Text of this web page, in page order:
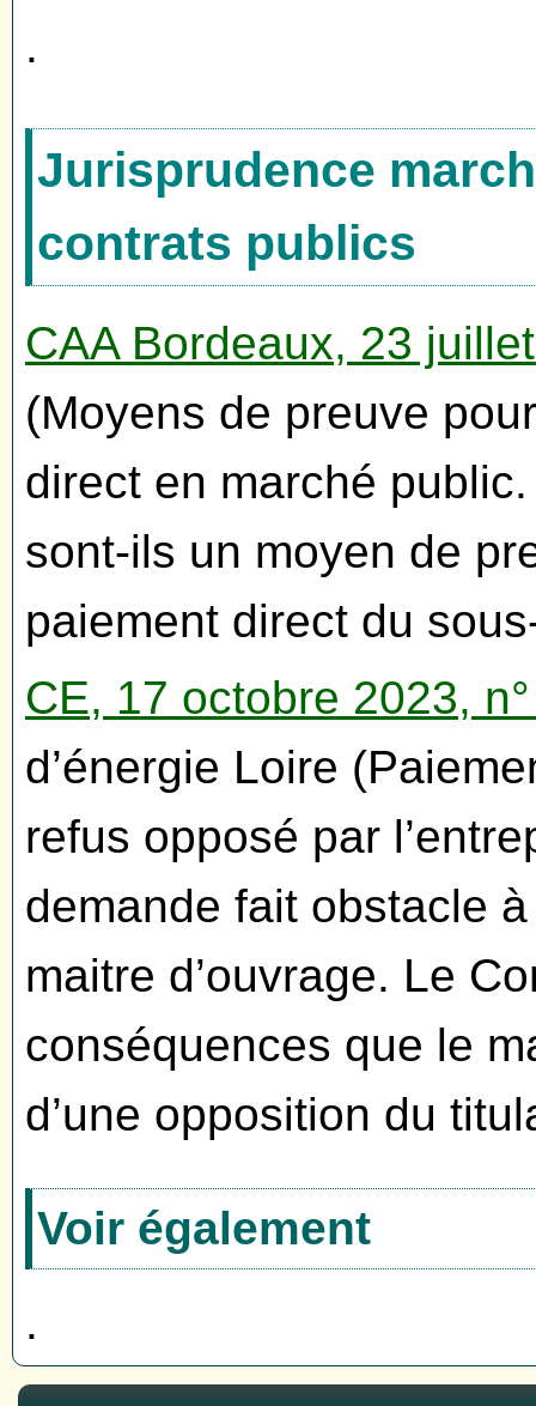
.
Jurisprudence
contrats publics
CAA Bordeaux, 23
(Moyens de preuve
direct en marché
sont-ils un moyen de
paiement direct du
CE, 17 octobre 2023,
d’énergie Loire
refus opposé par
demande fait obstacle
maitre d’ouvrage. Le
conséquences que le
d’une opposition du
Voir également
.